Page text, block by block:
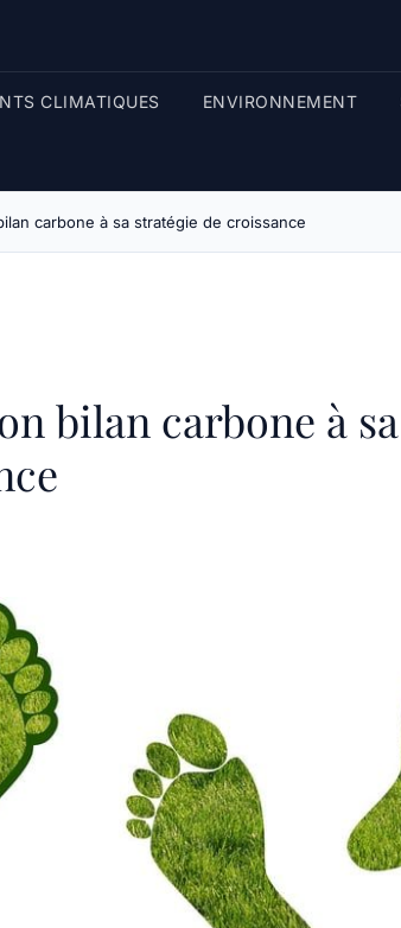
CLIMATIQUES ENVIRONNEMENT
carbone à sa stratégie de croissance
bilan carbone à sa